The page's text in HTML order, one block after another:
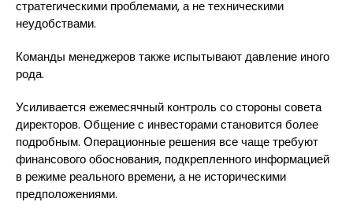
стратегическими проблемами, а не техническими
неудобствами.
Команды менеджеров также испытывают давление иного
рода.
Усиливается ежемесячный контроль со стороны совета
директоров. Общение с инвесторами становится более
подробным. Операционные решения все чаще требуют
финансового обоснования, подкрепленного информацией
в режиме реального времени, а не историческими
предположениями.